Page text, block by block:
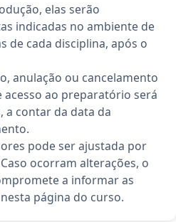
elas serão
indicadas no ambiente de
de cada disciplina, após o
anulação ou cancelamento
acesso ao preparatório será
a contar da data da
pode ser ajustada por
ocorram alterações, o
a informar as
página do curso.